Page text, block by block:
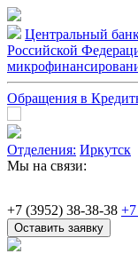
Центральный
Российской
Обращения в
Отделения: Иркутск
Мы на связи:
+7 (3952) 38-38-38
Оставить заявку